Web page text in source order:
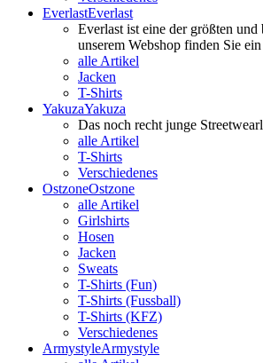
EverlastEverlast
Everlast ist eine der größten
unserem Webshop finden Sie
alle Artikel
Jacken
T-Shirts
YakuzaYakuza
Das noch recht junge
alle Artikel
T-Shirts
Verschiedenes
OstzoneOstzone
alle Artikel
Girlshirts
Hosen
Jacken
Sweats
T-Shirts (Fun)
T-Shirts (Fussball)
T-Shirts (KFZ)
Verschiedenes
ArmystyleArmystyle